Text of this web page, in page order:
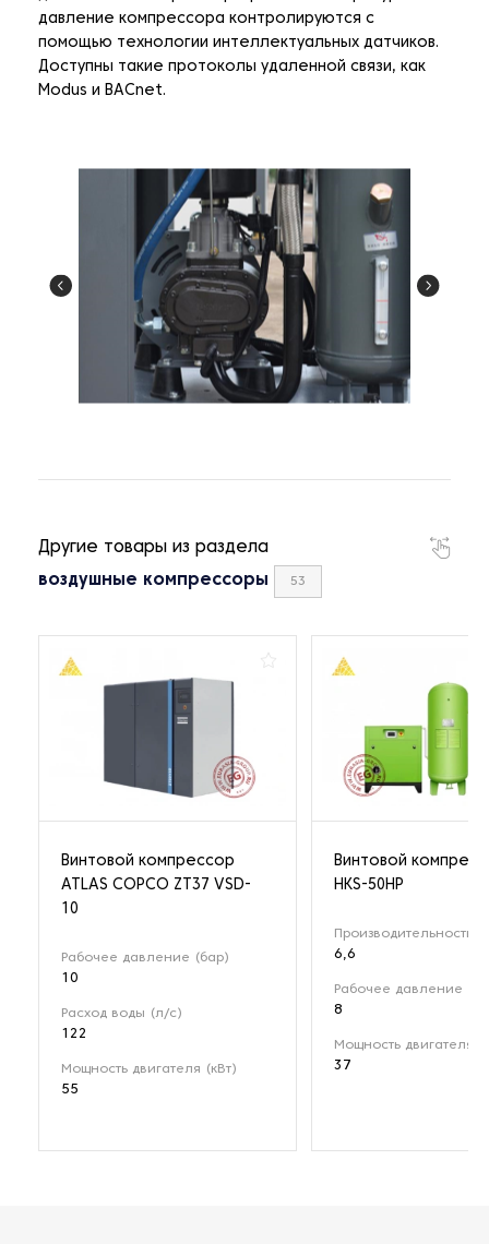
давление компрессора контролируются с
помощью технологии интеллектуальных датчиков.
Доступны такие протоколы удаленной связи, как
Modus и BACnet.
Другие товары из раздела
воздушные компрессоры 53
Винтовой компрессор
ATLAS COPCO ZT37 VSD-
10
Рабочее давление (бар)
10
Расход воды (л/с)
122
Мощность двигателя (кВт)
55
Винтовой
HKS-50HP
Производительность
6,6
Рабочее давление
8
Мощность двигателя
37